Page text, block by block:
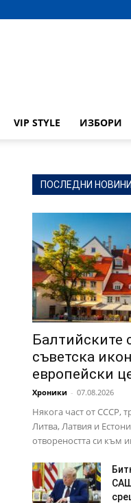
VIP STYLE ИЗБОРИ
ПОСЛЕДНИ НОВИНИ
Балтийските
съветска
европейски
Хроники - 07.08.2026
Някога част от СССР,
Литва, Латвия и
отвореността си към